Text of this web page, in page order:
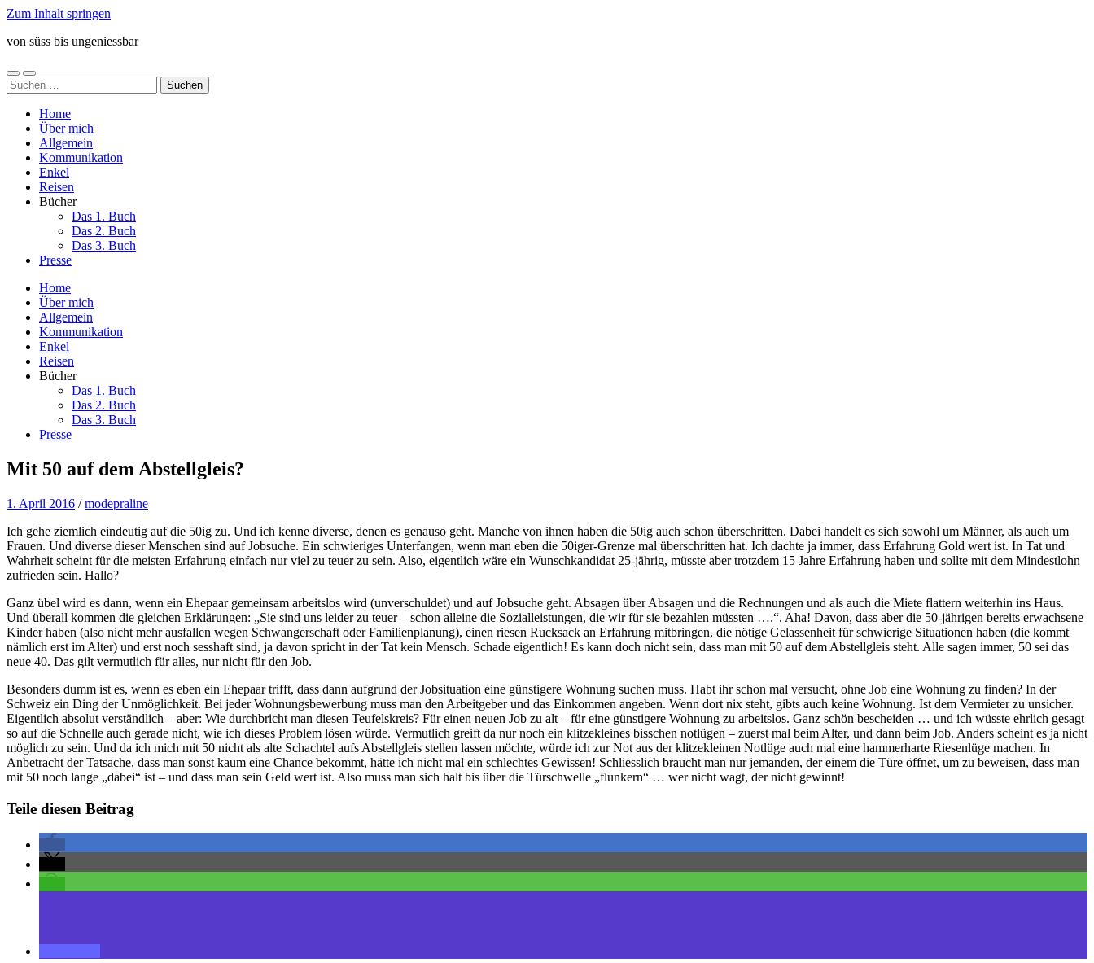
Zum Inhalt springen
von süss bis ungeniessbar
Mobile-
Menü
Suchfeld
ein-/ausblenden
Suchen
nach:
Home
Über mich
Allgemein
Kommunikation
Enkel
Reisen
Bücher
Das 1. Buch
Das 2. Buch
Das 3. Buch
Presse
Home
Über mich
Allgemein
Kommunikation
Enkel
Reisen
Bücher
Das 1. Buch
Das 2. Buch
Das 3. Buch
Presse
Mit 50 auf dem Abstellgleis?
1. April 2016 /modepraline
Ich gehe ziemlich eindeutig auf die 50ig zu. Und ich kenne diverse, denen es genauso geht. Manche von ihnen haben die 50ig auch schon überschritten. Dabei handelt es sich sowohl um Männer, als auch um
Frauen. Und diverse dieser Menschen sind auf Jobsuche. Ein schwieriges Unterfangen, wenn man eben die 50iger-Grenze mal überschritten hat. Ich dachte ja immer, dass Erfahrung Gold wert ist. In Tat und
Wahrheit scheint für die meisten Erfahrung einfach nur viel zu teuer zu sein. Also, eigentlich wäre ein Wunschkandidat 25-jährig, müsste aber trotzdem 15 Jahre Erfahrung haben und sollte mit dem Mindestlohn
zufrieden sein. Hallo?
Ganz übel wird es dann, wenn ein Ehepaar gemeinsam arbeitslos wird (unverschuldet) und auf Jobsuche geht. Absagen über Absagen und die Rechnungen und als auch die Miete flattern weiterhin ins Haus.
Und überall kommen die gleichen Erklärungen: „Sie sind uns leider zu teuer – schon alleine die Sozialleistungen, die wir für sie bezahlen müssten ….“. Aha! Davon, dass aber die 50-jährigen bereits erwachsene
Kinder haben (also nicht mehr ausfallen wegen Schwangerschaft oder Familienplanung), einen riesen Rucksack an Erfahrung mitbringen, die nötige Gelassenheit für schwierige Situationen haben (die kommt
nämlich erst im Alter) und erst noch sesshaft sind, ja davon spricht in der Tat kein Mensch. Schade eigentlich! Es kann doch nicht sein, dass man mit 50 auf dem Abstellgleis steht. Alle sagen immer, 50 sei das
neue 40. Das gilt vermutlich für alles, nur nicht für den Job.
Besonders dumm ist es, wenn es eben ein Ehepaar trifft, dass dann aufgrund der Jobsituation eine günstigere Wohnung suchen muss. Habt ihr schon mal versucht, ohne Job eine Wohnung zu finden? In der
Schweiz ein Ding der Unmöglichkeit. Bei jeder Wohnungsbewerbung muss man den Arbeitgeber und das Einkommen angeben. Wenn dort nix steht, gibts auch keine Wohnung. Ist dem Vermieter zu unsicher.
Eigentlich absolut verständlich – aber: Wie durchbricht man diesen Teufelskreis? Für einen neuen Job zu alt – für eine günstigere Wohnung zu arbeitslos. Ganz schön bescheiden … und ich wüsste ehrlich gesagt
so auf die Schnelle auch gerade nicht, wie ich dieses Problem lösen würde. Vermutlich greift da nur noch ein klitzekleines bisschen notlügen – zuerst mal beim Alter, und dann beim Job. Anders scheint es ja nicht
möglich zu sein. Und da ich mich mit 50 nicht als alte Schachtel aufs Abstellgleis stellen lassen möchte, würde ich zur Not aus der klitzekleinen Notlüge auch mal eine hammerharte Riesenlüge machen. In
Anbetracht der Tatsache, dass man sonst kaum eine Chance bekommt, hätte ich nicht mal ein schlechtes Gewissen! Schliesslich braucht man nur jemanden, der einem die Türe öffnet, um zu beweisen, dass man
mit 50 noch lange „dabei“ ist – und dass man sein Geld wert ist. Also muss man sich halt bis über die Türschwelle „flunkern“ … wer nicht wagt, der nicht gewinnt!
Teile diesen Beitrag